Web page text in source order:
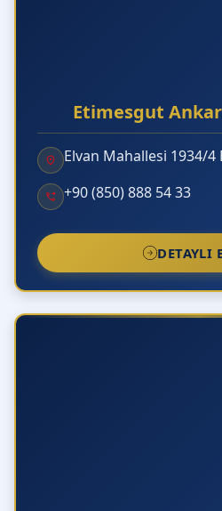
Etimesgut
Elvan Mahallesi 1934/
+90 (850) 888 54 33
DETAYLI